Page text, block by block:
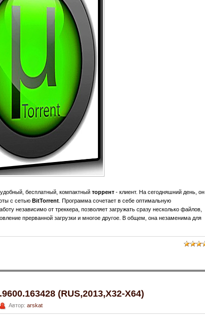
бесплатный, компактный торрент- клиент. На сегодняшний день, он
с сетью BitTorrent. Программа сочетает в себе оптимальную
независимо от треккера, позволяет загружать сразу несколько файлов,
прерванной загрузки и многое другое. В общем, она незаменима для
(RUS,2013,Х32-Х64)
Автор: arskat